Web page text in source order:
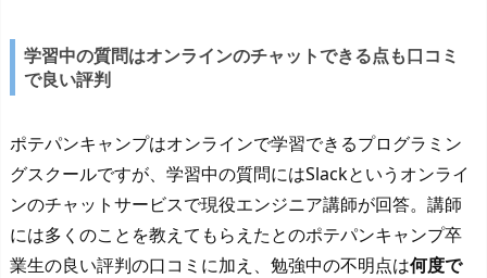
学習中の質問はオンラインのチャットできる点も口コミ
で良い評判
ポテパンキャンプはオンラインで学習できるプログラミン
グスクールですが、学習中の質問にはSlackというオンライ
ンのチャットサービスで現役エンジニア講師が回答。講師
には多くのことを教えてもらえたとのポテパンキャンプ卒
業生の良い評判の口コミに加え、勉強中の不明点は何度で